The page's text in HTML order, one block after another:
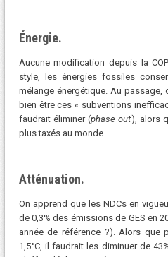
Énergie.
Aucune modification depuis la
style, les énergies fossiles
mélange énergétique. Au passage,
bien être ces « subventions
faudrait éliminer (phase out), alors
plus taxés au monde.
Atténuation.
On apprend que les NDCs en
de 0,3% des émissions de GES en
année de référence ?). Alors que
1,5°C, il faudrait les diminuer de